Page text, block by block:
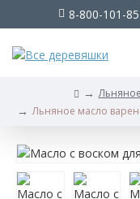
8-800-101-
Льняное масло
Льняное
масло